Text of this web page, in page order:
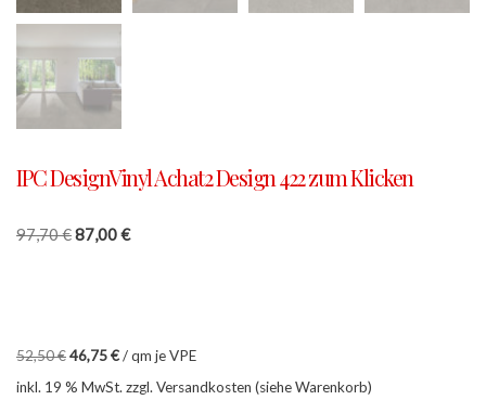
IPC DesignVinyl Achat2 Design 422 zum Klicken
97,70€87,00€
52,50€46,75€/qm je VPE
inkl. 19 % MwSt. zzgl. Versandkosten (siehe Warenkorb)